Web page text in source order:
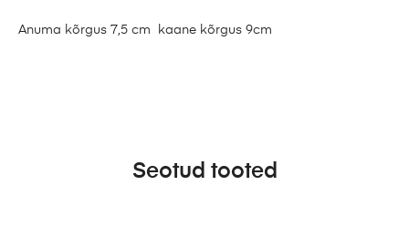
Anuma kõrgus 7,5 cm kaane kõrgus 9cm
Seotud tooted